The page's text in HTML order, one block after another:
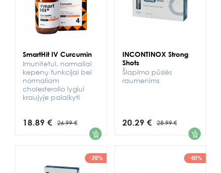
SmartHit IV Curcumin
Imunitetui, normaliai
kepenų funkcijai bei
normaliam
cholesterolio lygiui
kraujyje palaikyti
18.89 € 26.99 € 1
INCONTINOX Strong
Shots
Šlapimo pūslės
raumenims
20.29 € 28.99 € 1
-20% -40%